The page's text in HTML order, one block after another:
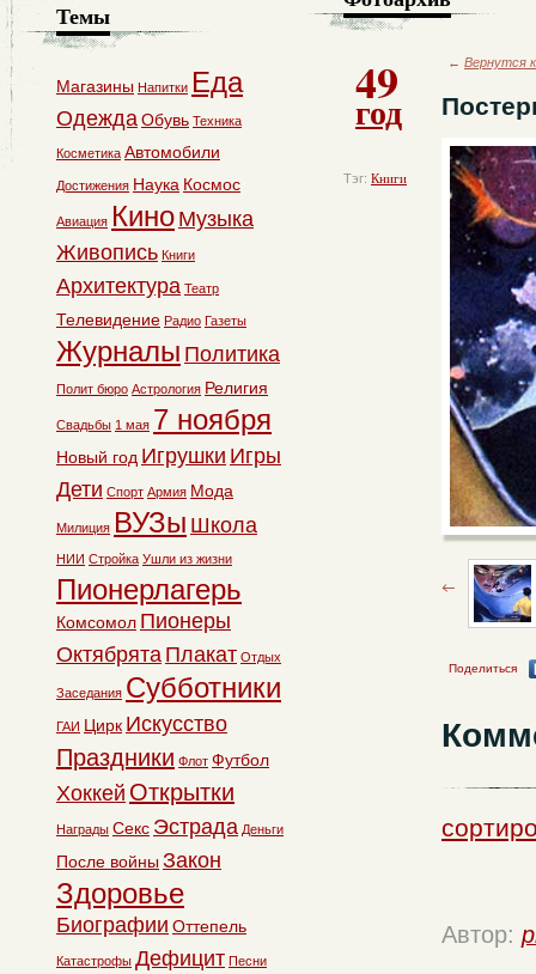
49
год
Тэг: Книги
← Вернутся
Поделиться
Автор:
Темы
Магазины Напитки Еда
ОдеждаОбувь Техника
Косметика Автомобили
Достижения Наука Космос
Авиация Кино Музыка
Живопись Книги
Архитектура Театр
Телевидение Радио Газеты
Журналы Политика
Полит бюро Астрология Религия
Свадьбы 1 мая 7 ноября
Новый год Игрушки Игры
Дети Спорт Армия Мода
Милиция ВУЗы Школа
НИИ Стройка Ушли из жизни
Пионерлагерь
Комсомол Пионеры
Октябрята Плакат Отдых
Заседания Субботники
ГАИ Цирк Искусство
Праздники Флот Футбол
Хоккей Открытки
Награды Секс Эстрада Деньги
После войны Закон
Здоровье
Биографии Оттепель
Катастрофы Дефицит Песни